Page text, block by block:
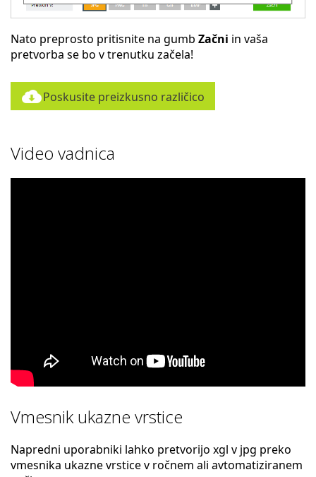
Nato preprosto pritisnite na gumb Začni in vaša
pretvorba se bo v trenutku začela!
Poskusite preizkusno različico
Video vadnica
Vmesnik ukazne vrstice
Napredni uporabniki lahko pretvorijo xgl v jpg preko
vmesnika ukazne vrstice v ročnem ali avtomatiziranem